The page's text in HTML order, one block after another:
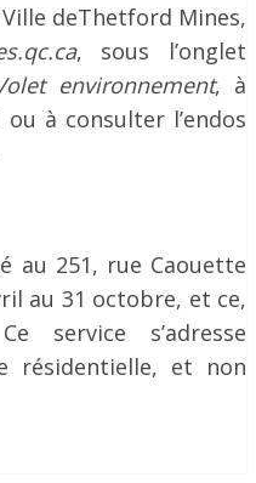
deThetford Mines,
, sous l’onglet
environnement, à
ou à consulter l’endos
au 251, rue Caouette
au 31 octobre, et ce,
service s’adresse
résidentielle, et non